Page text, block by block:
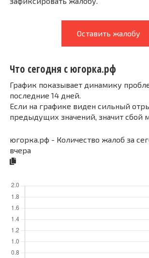
Оставить жалобу
Что сегодня с югорка.рф
График показывает динамику
последние 14 дней.
Если на графике виден сильный
предыдущих значений, значит сбой
югорка.рф - Количество жалоб за
вчера